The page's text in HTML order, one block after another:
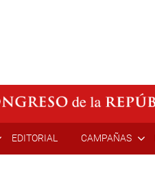
EDITORIAL CAMPAÑAS